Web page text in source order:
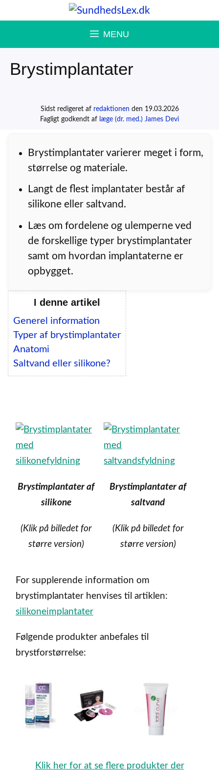
til
MENU
Brystimplantater
Sidst redigeret af redaktionen den 19.03.2026
Fagligt godkendt af læge (dr. med.) James Devi
Brystimplantater varierer meget i form,
størrelse og materiale.
Langt de flest implantater består af
silikone eller saltvand.
Læs om fordelene og ulemperne ved
de forskellige typer brystimplantater
samt om hvordan implantaterne er
opbygget.
I denne artikel
Generel information
Typer af brystimplantater
Anatomi
Saltvand eller silikone?
Brystimplantater af
silikone
(Klik på billedet for
større version)
Brystimplantater af
saltvand
(Klik på billedet for
større version)
For supplerende information om
brystimplantater henvises til artiklen:
silikoneimplantater
Følgende produkter anbefales til
brystforstørrelse:
Klik her for at se flere produkter der